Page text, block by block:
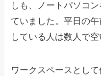
しも、ノートパソコ
ていました。平日の
している人は数人で空
ワークスペースとし